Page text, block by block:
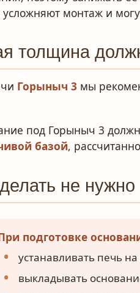
усложняют монтаж и
толщина
Горыныч 3 мы
под Горыныч 3
базой,
не нужно
подготовке
устанавливать печь
выкладывать